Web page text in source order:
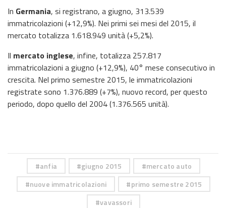
In Germania, si registrano, a giugno, 313.539
immatricolazioni (+12,9%). Nei primi sei mesi del 2015, il
mercato totalizza 1.618.949 unità (+5,2%).
Il mercato inglese, infine, totalizza 257.817
immatricolazioni a giugno (+12,9%), 40° mese consecutivo in
crescita. Nel primo semestre 2015, le immatricolazioni
registrate sono 1.376.889 (+7%), nuovo record, per questo
periodo, dopo quello del 2004 (1.376.565 unità).
anfia giugno 2015
mercato auto
nuove immatricolazioni
primo semestre 2015
vavassori